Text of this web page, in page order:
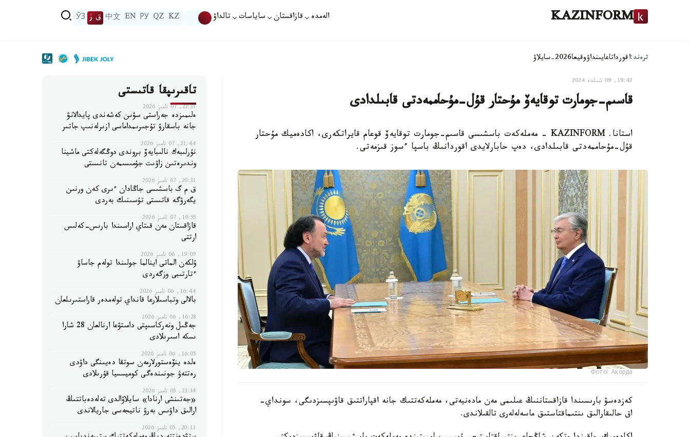
KAZINFORM الەمدە قازاقستان ساياسات تالداۋ KZ
QZ
РУ
EN
中文 ق ز ЎЗ
ترەند:اقورداتاعايىنداۋوقيعا2026-سايلاۋ
19:42, 09 شىلدە 2024
قاسىم-جومارت توقايەۆ مۇحتار قۇل-مۇحاممەدتى قابىلدادى
استانا. KAZINFORM - مەملەكەت باسشىسى قاسىم-جومارت توقايەۆ قوعام قايراتكەرى، اكادەميك مۇحتار
قۇل-مۇحاممەدتى قابىلدادى، دەپ حابارلايدى اقوردانىڭ باسپا ءسوز قىزمەتى.
Фото: Ақорда
كەزدەسۋ بارىسىندا قازاقستاننىڭ عىلىمى مەن مادەنيەتى، مەملەكەتتىك جانە اقپاراتتىق قاۋىپسىزدىگى، سونداي-
اق حالىقارالىق ىنتىماقتاستىق ماسەلەلەرى تالقىلاندى.
تاقىرىپقا قاتىستى
22:31, 07 تامىز 2026
ەلىمىزدە جەراستى سۋىن كەشەندى پايدالانۋ
جانە باسقارۋ تۇجىرىمداماسى ازىرلەنىپ جاتىر
21:44, 07 تامىز 2026
نۇرلىبەك نالىبايەۆ بروندى دوڭگەلەكتى ماشينا
وندىرەتىن زاۋىت جۇمىسىمەن تانىستى
20:31, 07 تامىز 2026
ق م گ باسشىسى جاڭادان ءىرى كەن ورنىن
يگەرۋگە قاتىستى تۇسىنىك بەردى
19:55, 07 تامىز 2026
قازاقستان مەن قىتاي اراسىندا بارىس-كەلىس
ارتتى
19:09, 06 تامىز 2026
ۇلكەن الماتى اينالما جولىندا تولەم جاساۋ
ءتارتىبى وزگەردى
16:44, 06 تامىز 2026
بالالى وتباسىلارعا قانداي تولەمدەر قاراستىرىلعان
16:28, 06 تامىز 2026
جەڭىل ونەركاسىپتى دامىتۋعا ارنالعان 28 شارا
ىسكە اسىرىلادى
16:05, 06 تامىز 2026
ەلدە ينۆەستورلارمەن سوتقا دەيىنگى داۋدى
رەتتەۋ جونىندەگى كوميسسيا قۇرىلادى
23:34, 05 تامىز 2026
«جەتىنشى ارنادا» سايلاۋالدى تەلەدەباتتىڭ
ارالىق داۋىس بەرۋ ناتيجەسى جاريالاندى
20:11, 05 تامىز 2026